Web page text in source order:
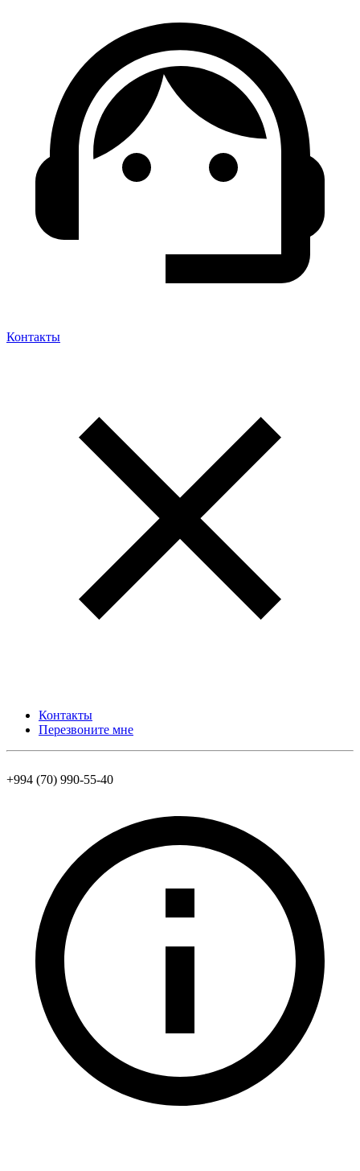
Контакты
Контакты
Перезвоните мне
+994 (70) 990-55-40